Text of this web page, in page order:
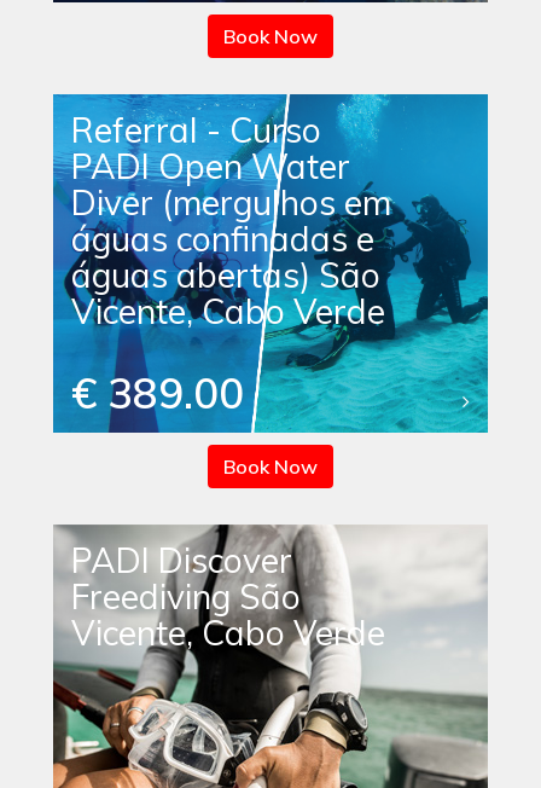
Book Now
Referral - Curso
PADI Open Water
Diver (mergulhos em
águas confinadas e
águas abertas) São
Vicente, Cabo Verde
€ 389.00
Book Now
PADI Discover
Freediving São
Vicente, Cabo Verde